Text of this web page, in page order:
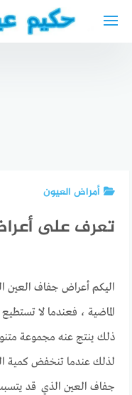
أمراض العيون
تعرف على
اليكم أعراض جفاف العين
الماضية ، فعندما لا
ذلك ينتج عنه مجموعة
لذلك عندما تنخفض كمية
جفاف العين الذي قد